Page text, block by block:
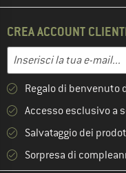
CREA ACCOUNT
Indirizzo e-mail
Inserisci qui il tuo
Regalo di
Accesso esclusivo a
Salvataggio dei
Sorpresa di